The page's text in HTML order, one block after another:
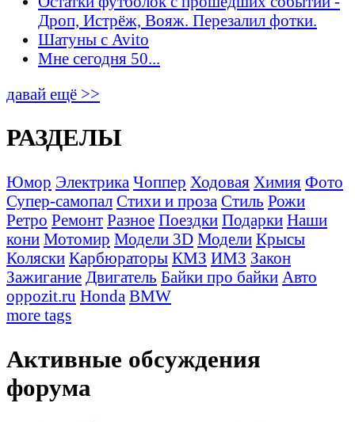
Дроп, Истрёж, Вояж. Перезалил фотки.
Шатуны с Avito
Мне сегодня 50...
давай ещё >>
РАЗДЕЛЫ
Юмор Электрика Чоппер Ходовая Химия Фото
Супер-самопал Стихи и проза Стиль Рожи
Ретро Ремонт Разное Поездки Подарки Наши
кони Мотомир Модели 3D Модели Крысы
Коляски Карбюраторы КМЗ ИМЗ Закон
Зажигание Двигатель Байки про байки Авто
oppozit.ru Honda BMW
more tags
Активные обсуждения
форума